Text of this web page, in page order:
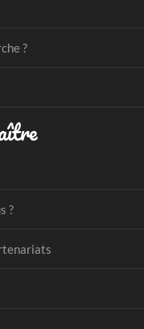
?
?